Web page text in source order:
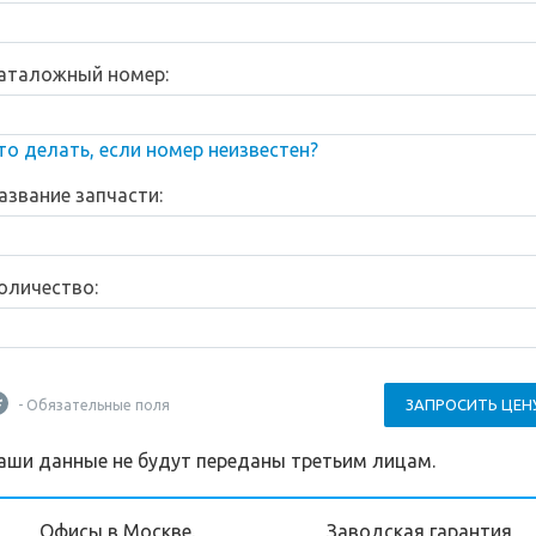
номер:
делать, если номер неизвестен?
запчасти:
- Обязательные поля ЗАПРОСИТЬ
данные не будут переданы третьим лицам.
Офисы в Москве,
Заводская гарантия